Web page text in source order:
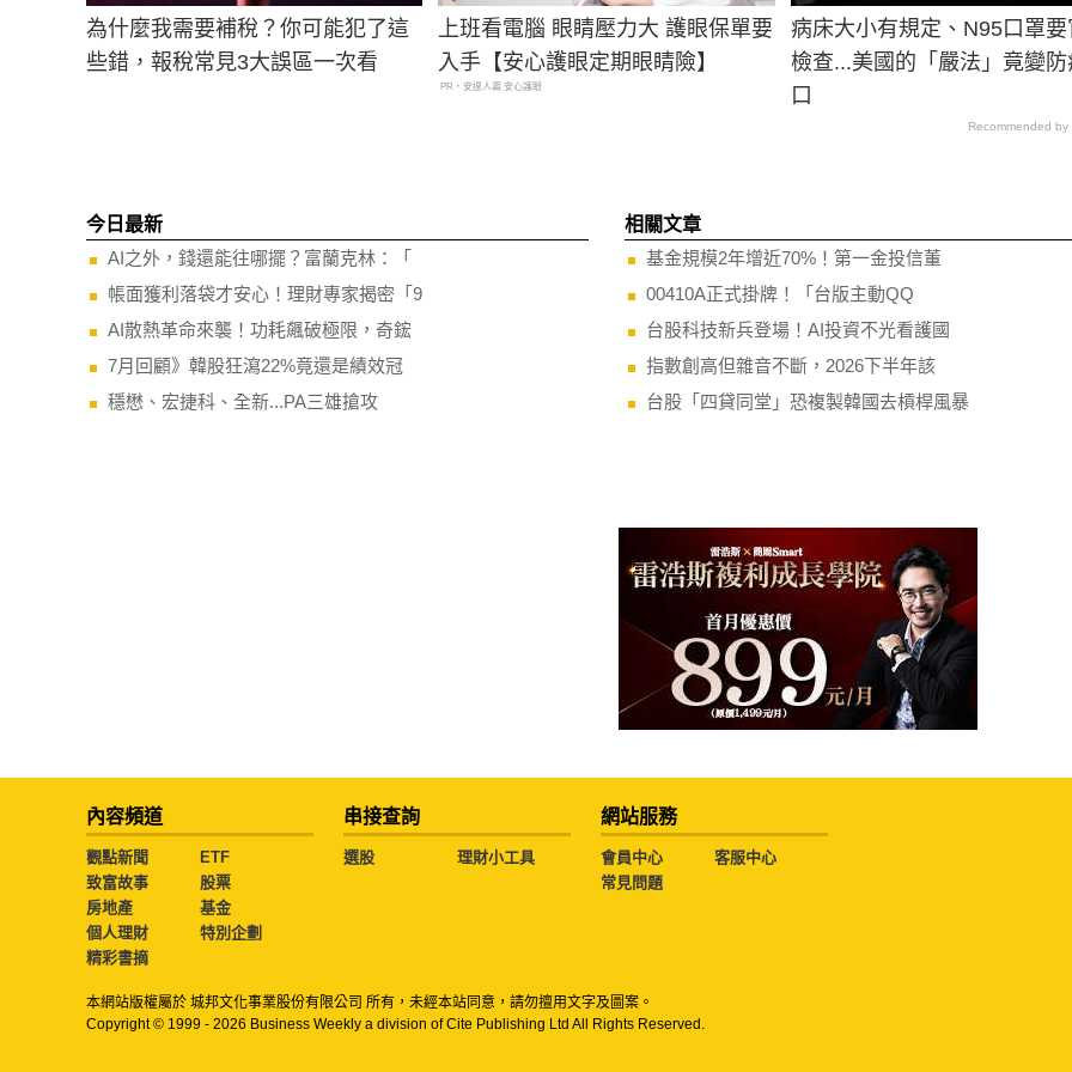
為什麼我需要補稅？你可能犯了這
些錯，報稅常見3大誤區一次看
上班看電腦 眼睛壓力大 護眼保單要
入手【安心護眼定期眼睛險】
PR・安達人壽 安心護眼
病床大小有規定、N95口罩要
檢查...美國的「嚴法」竟變防
口
Recommended by
今日最新
AI之外，錢還能往哪擺？富蘭克林：「
帳面獲利落袋才安心！理財專家揭密「9
AI散熱革命來襲！功耗飆破極限，奇鋐
7月回顧》韓股狂瀉22%竟還是績效冠
穩懋、宏捷科、全新...PA三雄搶攻
相關文章
基金規模2年增近70%！第一金投信董
00410A正式掛牌！「台版主動QQ
台股科技新兵登場！AI投資不光看護國
指數創高但雜音不斷，2026下半年該
台股「四貸同堂」恐複製韓國去槓桿風暴
內容頻道
觀點新聞
ETF
致富故事
股票
房地產
基金
個人理財
特別企劃
精彩書摘
串接查詢
選股 理財小工具
網站服務
會員中心
客服中心
常見問題
本網站版權屬於 城邦文化事業股份有限公司 所有，未經本站同意，請勿擅用文字及圖案。
Copyright © 1999 - 2026 Business Weekly a division of Cite Publishing Ltd All Rights Reserved.